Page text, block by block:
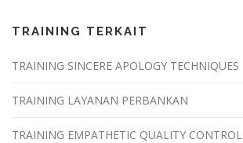
TRAINING TERKAIT
TRAINING SINCERE APOLOGY TECHNIQUES
TRAINING LAYANAN PERBANKAN
TRAINING EMPATHETIC QUALITY CONTROL